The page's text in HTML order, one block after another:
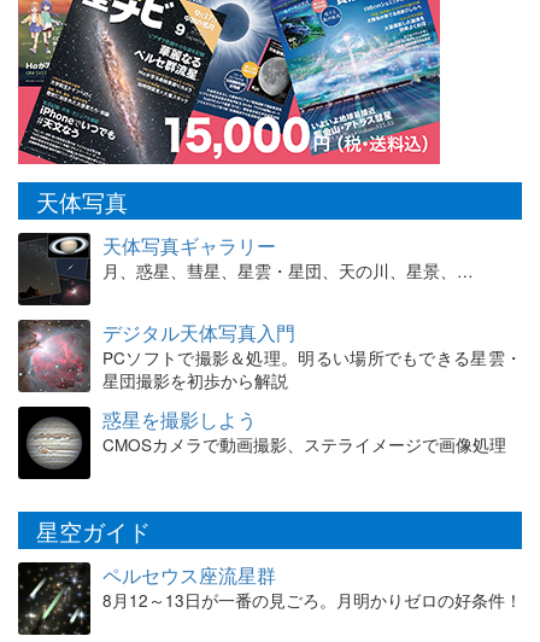
天体写真
天体写真ギャラリー
月、惑星、彗星、星雲・星団、天の川、星景、…
デジタル天体写真入門
PCソフトで撮影＆処理。明るい場所でもできる星雲・
星団撮影を初歩から解説
惑星を撮影しよう
CMOSカメラで動画撮影、ステライメージで画像処理
星空ガイド
ペルセウス座流星群
8月12～13日が一番の見ごろ。月明かりゼロの好条件！